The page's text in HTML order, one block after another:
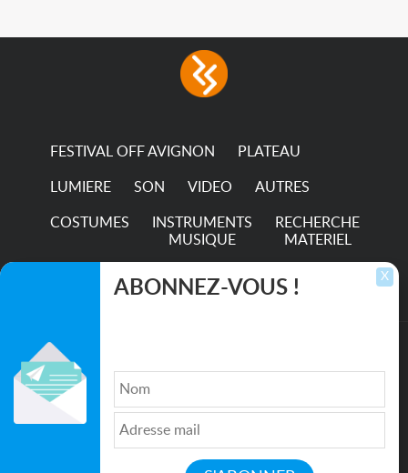
FESTIVAL OFF AVIGNON PLATEAU
LUMIERE SON VIDEO AUTRES
COSTUMES
INSTRUMENTS
MUSIQUE
RECHERCHE
MATERIEL
TRANSPORTS
Qui sommes nous ?| Médias
Politique de confidentialité| Partenaires|
Mentions légales
X
ABONNEZ-VOUS !